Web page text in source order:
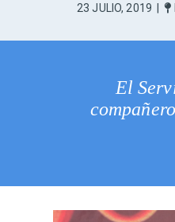
23 JULIO, 2019
El